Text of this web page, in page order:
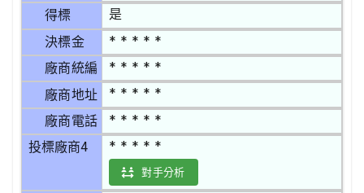
得標 是
決標金 * * * * *
廠商統編 * * * * *
廠商地址 * * * * *
廠商電話 * * * * *
投標廠商4 * * * * *
對手分析